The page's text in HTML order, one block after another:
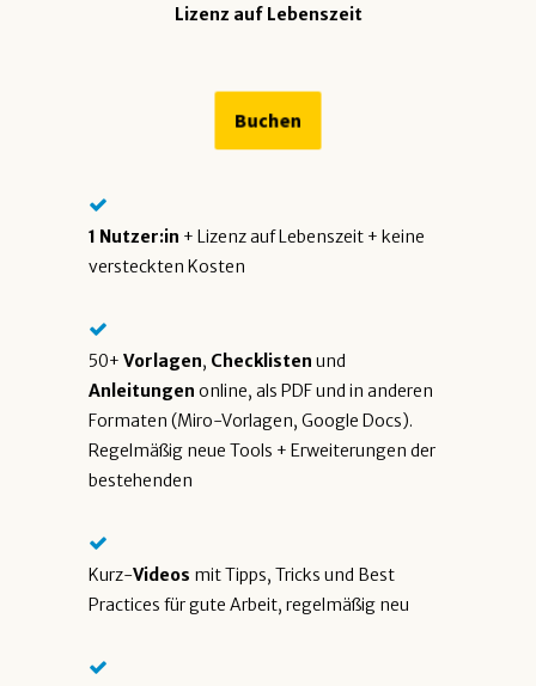
Lizenz auf Lebenszeit
Buchen
1 Nutzer:in + Lizenz auf Lebenszeit + keine
versteckten Kosten
50+ Vorlagen, Checklisten und
Anleitungen online, als PDF und in anderen
Formaten (Miro-Vorlagen, Google Docs).
Regelmäßig neue Tools + Erweiterungen der
bestehenden
Kurz-Videos mit Tipps, Tricks und Best
Practices für gute Arbeit, regelmäßig neu